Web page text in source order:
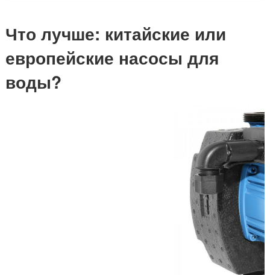
Что лучше: китайские или
европейские насосы для
воды?